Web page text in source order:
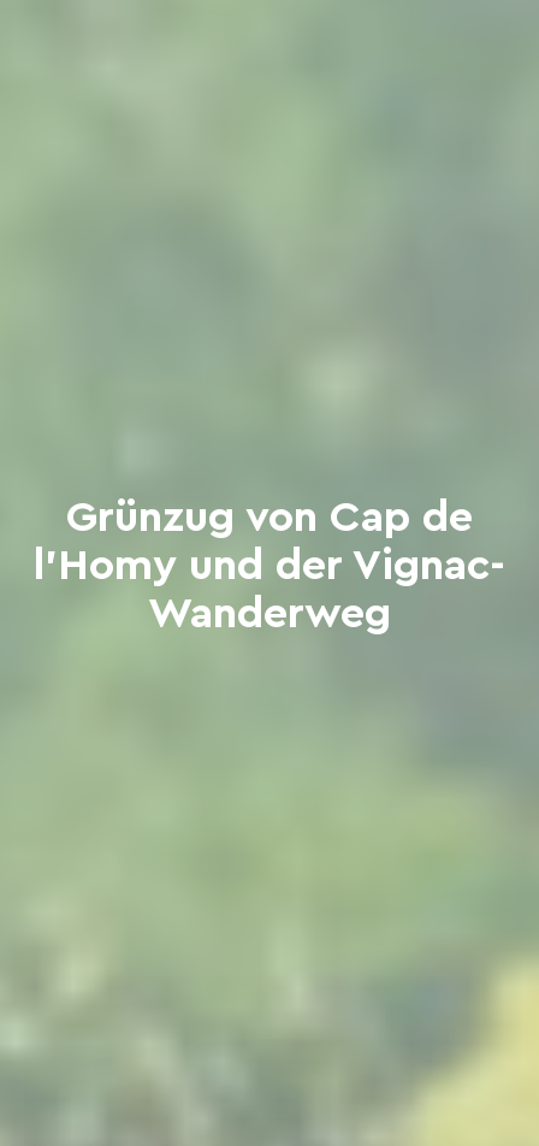
Grünzug von Cap de
l'Homy und der Vignac-
Wanderweg